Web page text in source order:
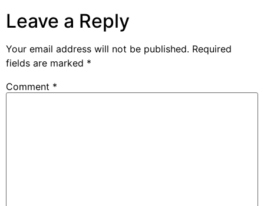
Leave a Reply
Your email address will not be published. Required
fields are marked *
Comment *